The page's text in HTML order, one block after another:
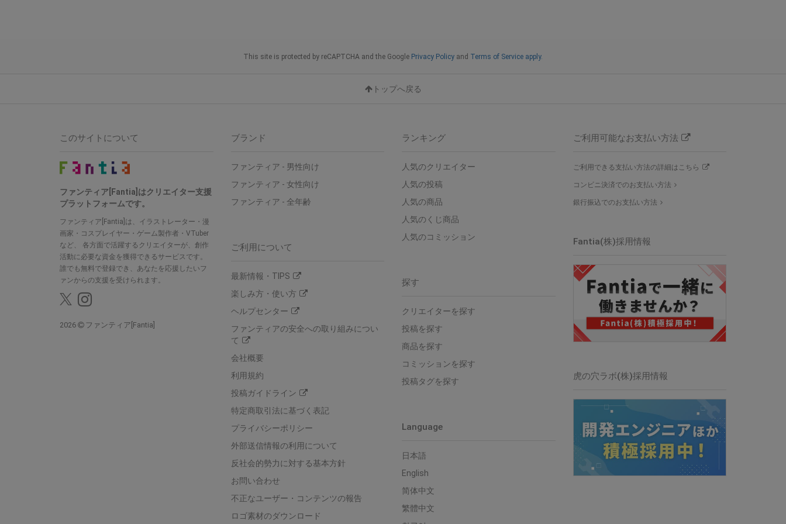
This site is protected by reCAPTCHA and the Google Privacy Policy and Terms of Service apply.
トップへ戻る
ブランド
ファンティア - 男性向け
ファンティア - 女性向け
ファンティア - 全年齢
ご利用について
最新情報・TIPS
楽しみ方・使い方
ヘルプセンター
ファンティアの安全への取り組みについ
て
会社概要
利用規約
投稿ガイドライン
特定商取引法に基づく表記
プライバシーポリシー
外部送信情報の利用について
反社会的勢力に対する基本方針
お問い合わせ
不正なユーザー・コンテンツの報告
ロゴ素材のダウンロード
ランキング
人気のクリエイター
人気の投稿
人気の商品
人気のくじ商品
人気のコミッション
探す
クリエイターを探す
投稿を探す
商品を探す
コミッションを探す
投稿タグを探す
Language
日本語
English
简体中文
繁體中文
ご利用可能なお支払い方法
ご利用できる支払い方法の詳細はこちら
コンビニ決済でのお支払い方法
銀行振込でのお支払い方法
Fantia(株)採用情報
虎の穴ラボ(株)採用情報
このサイトについて
ファンティア[Fantia]はクリエイター支援
プラットフォームです。
ファンティア[Fantia]は、イラストレーター・漫
画家・コスプレイヤー・ゲーム製作者・VTuber
など、 各方面で活躍するクリエイターが、創作
活動に必要な資金を獲得できるサービスです。
誰でも無料で登録でき、あなたを応援したいフ
ァンからの支援を受けられます。
2026 ファンティア[Fantia]